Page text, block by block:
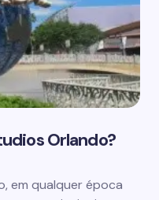
Orlando?
em qualquer época